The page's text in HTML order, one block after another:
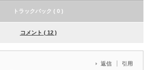
トラックバック ( 0 )
コメント ( 12 )
返信 引用